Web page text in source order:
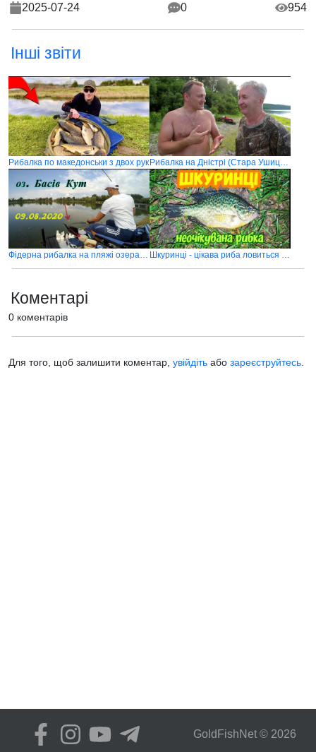
2025-07-24 0 954
Інші звіти
Рибалка по македонськи з двох рук Рибалка на Дністрі (Стара Ушиця) частина 1
Фідерна рибалка на пляжі озера Басів Кут Шкуринці - цікава риба ловиться на річці південний буг біля Вінниці
Коментарі
0 коментарів
Для того, щоб залишити коментар, увійдіть або зареєструйтесь
GoldFіshNet © 2026